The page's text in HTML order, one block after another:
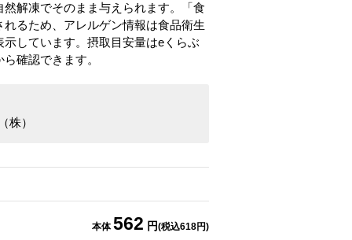
然解凍でそのまま与えられます。「食
れるため、アレルゲン情報は食品衛生
示しています。摂取目安量はeくらぶ
確認できます。
株）
本体562 円(税込618円)